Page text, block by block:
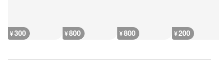
¥300 ¥800 ¥800 ¥200